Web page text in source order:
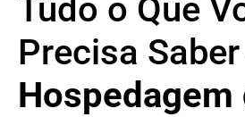
Tudo o Que
Precisa
Hospedagem